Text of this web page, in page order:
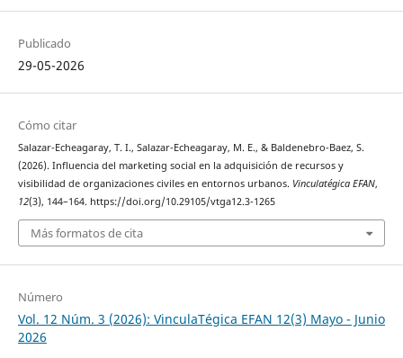
Publicado
29-05-2026
Cómo citar
Salazar-Echeagaray, T. I., Salazar-Echeagaray, M. E., & Baldenebro-Baez, S.
(2026). Influencia del marketing social en la adquisición de recursos y
visibilidad de organizaciones civiles en entornos urbanos. Vinculatégica EFAN,
12(3), 144–164. https://doi.org/10.29105/vtga12.3-1265
Más formatos de cita
Número
Vol. 12 Núm. 3 (2026): VinculaTégica EFAN 12(3) Mayo - Junio
2026